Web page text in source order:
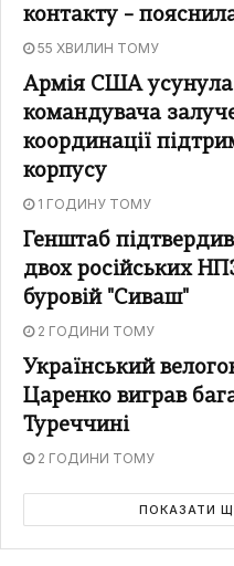
контакту –
55 ХВИЛИН ТОМУ
Армія США усунула
командувача
координації
корпусу
1 ГОДИНУ ТОМУ
Генштаб
двох російських
буровій "Сиваш"
2 ГОДИНИ ТОМУ
Український
Царенко виграв
Туреччині
2 ГОДИНИ ТОМУ
ПОКАЗАТИ